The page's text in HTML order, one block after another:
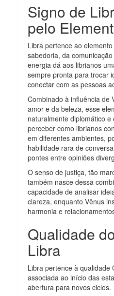
Signo de
pelo
Libra pertence ao
sabedoria, da
energia dá aos librianos
sempre pronta para trocar
conectar com as pessoas
Combinado à influência de
amor e da beleza, esse
naturalmente diplomático
perceber como librianos
em diferentes ambientes,
habilidade rara de
pontes entre opiniões
O senso de justiça, tão
também nasce dessa
capacidade de analisar
clareza, enquanto Vênus
harmonia e
Qualidade
Libra
Libra pertence à qualidade
associada ao início das
abertura para novos ciclos.